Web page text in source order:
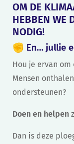
OM DE
HEBBEN WE
NODIG!
✊ En… jullie
Hou je ervan
Mensen
ondersteunen?
Doen en helpen
Dan is deze